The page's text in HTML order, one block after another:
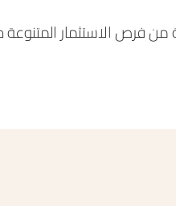
فرص الاستثمار المتنوعة